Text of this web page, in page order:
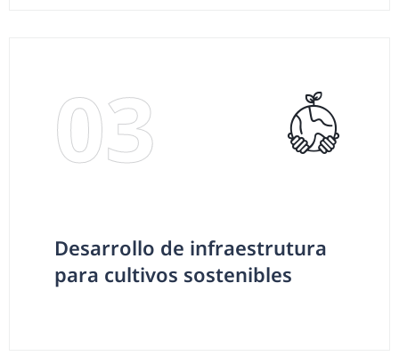
03
Desarrollo de infraestrutura
para cultivos sostenibles